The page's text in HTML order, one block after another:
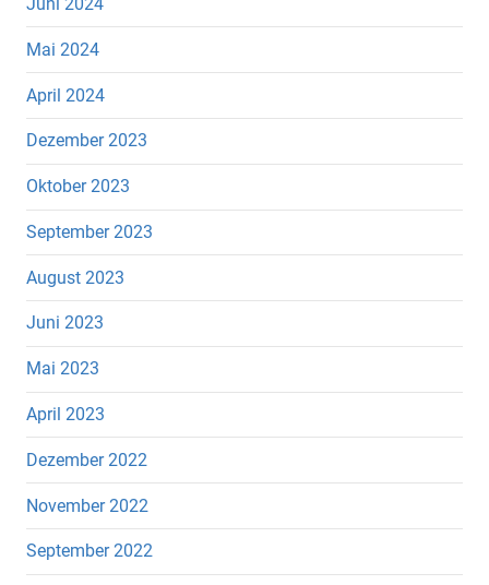
Mai 2024
April 2024
Dezember 2023
Oktober 2023
September 2023
August 2023
Juni 2023
Mai 2023
April 2023
Dezember 2022
November 2022
September 2022